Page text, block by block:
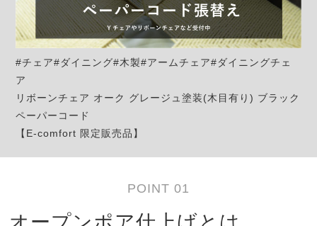
#チェア#ダイニング#木製#アームチェア#ダイニングチェ
ア
リボーンチェア オーク グレージュ塗装(木目有り) ブラック
ペーパーコード
【E-comfort 限定販売品】
POINT 01